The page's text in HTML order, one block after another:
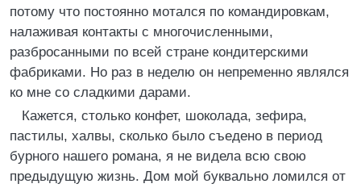
потому что постоянно мотался по командировкам,
налаживая контакты с многочисленными,
разбросанными по всей стране кондитерскими
фабриками. Но раз в неделю он непременно являлся
ко мне со сладкими дарами.
Кажется, столько конфет, шоколада, зефира,
пастилы, халвы, сколько было съедено в период
бурного нашего романа, я не видела всю свою
предыдущую жизнь. Дом мой буквально ломился от